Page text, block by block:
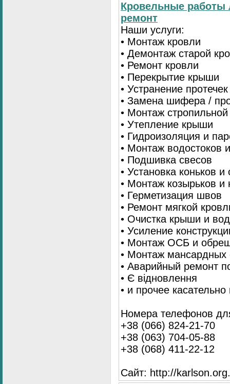
Кровельные
ремонт
Наши услуги:
• Монтаж кровли
• Демонтаж старой
• Ремонт кровли
• Перекрытие крыши
• Устранение протечек
• Замена шифера /
• Монтаж
• Утепление крыши
• Гидроизоляция и
• Монтаж водостоков
• Подшивка свесов
• Установка коньков и
• Монтаж козырьков и
• Герметизация швов
• Ремонт мягкой
• Очистка крыши и
• Усиление
• Монтаж ОСБ и
• Монтаж мансардных
• Аварийный ремонт
• Є відновлення
• и прочее
Номера телефонов
+38 (066) 824-21-70
+38 (063) 704-05-88
+38 (068) 411-22-12
Сайт: http://